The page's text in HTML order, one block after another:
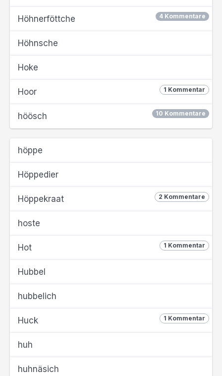
4 Kommentare
Höhnerföttche
Höhnsche
Hoke
1 Kommentar
Hoor
10 Kommentare
höösch
höppe
Höppedier
2 Kommentare
Höppekraat
hoste
1 Kommentar
Hot
Hubbel
hubbelich
1 Kommentar
Huck
huh
huhnäsich